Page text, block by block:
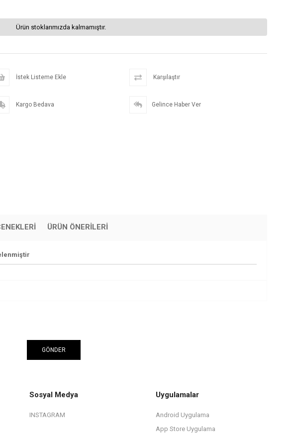
Ürün stoklarımızda kalmamıştır.
İstek Listeme Ekle Karşılaştır
Kargo Bedava Gelince Haber Ver
ÜRÜN ÖNERILERI
GÖNDER
Sosyal Medya
INSTAGRAM
Uygulamalar
Android Uygulama
App Store Uygulama